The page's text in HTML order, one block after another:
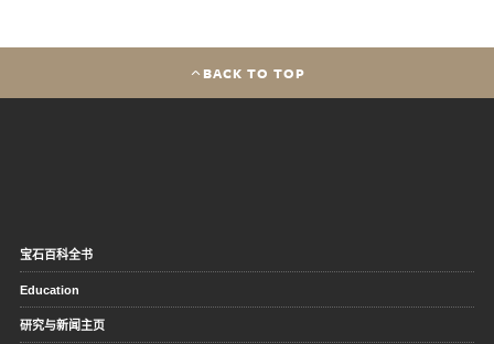
BACK TO TOP
宝石百科全书
Education
研究与新闻主页